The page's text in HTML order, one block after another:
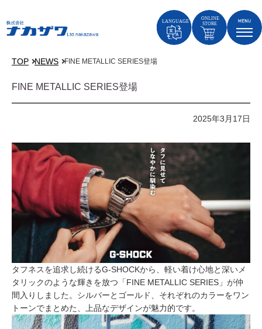
TOP NEWS FINE METALLIC SERIES登場
FINE METALLIC SERIES登場
2025年3月17日
タフネスを追求し続けるG-SHOCKから、軽い着け心地と深いメ
タリックのような輝きを放つ「FINE METALLIC SERIES」が仲
間入りしました。シルバーとゴールド、それぞれのカラーをワン
トーンでまとめた、上品なデザインが魅力的です。